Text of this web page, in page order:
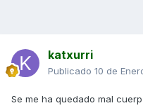
katxurri
Publicado 10 de
Se me ha quedado mal